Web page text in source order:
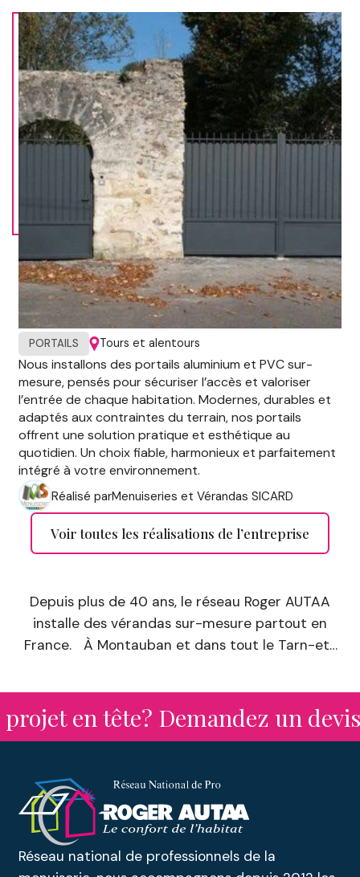
PORTAILS Tours et alentours
Nous installons des portails aluminium et PVC sur-
mesure, pensés pour sécuriser l’accès et valoriser
l’entrée de chaque habitation. Modernes, durables et
adaptés aux contraintes du terrain, nos portails
offrent une solution pratique et esthétique au
quotidien. Un choix fiable, harmonieux et parfaitement
intégré à votre environnement.
Réalisé parMenuiseries et Vérandas SICARD
Voir toutes les réalisations de l’entreprise
Depuis plus de 40 ans, le réseau Roger AUTAA
installe des vérandas sur-mesure partout en
France. À Montauban et dans tout le Tarn-et-
vous accompagnent dans vos projets
d’extension avec des solutions personnalisées :
vérandas à toit plat, vérandas aluminium, abris
en tête? Demandez un devis à
Réseau national de professionnels de la